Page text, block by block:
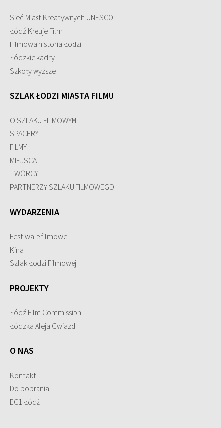
Sieć Miast Kreatywnych UNESCO
Łódź Kreuje Film
Filmowa historia Łodzi
Łódzkie kadry
Szkoły wyższe
SZLAK ŁODZI MIASTA FILMU
O SZLAKU FILMOWYM
SPACERY
FILMY
MIEJSCA
TWÓRCY
PARTNERZY SZLAKU FILMOWEGO
WYDARZENIA
Festiwale filmowe
Kina
Szlak Łodzi Filmowej
PROJEKTY
Łódź Film Commission
Łódzka Aleja Gwiazd
O NAS
Kontakt
Do pobrania
EC1 Łódź